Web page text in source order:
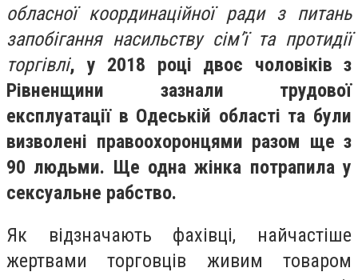
обласної координаційної ради з питань
запобігання насильству сім’ї та протидії
торгівлі, у 2018 році двоє чоловіків з
Рівненщини зазнали трудової
експлуатації в Одеській області та були
визволені правоохоронцями разом ще з
90 людьми. Ще одна жінка потрапила у
сексуальне рабство.
Як відзначають фахівці, найчастіше
жертвами торговців живим товаром